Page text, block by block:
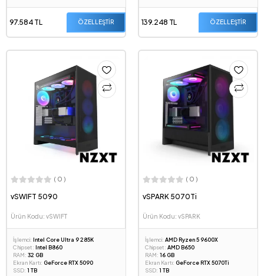
97.584 TL ÖZELLEŞTİR 139.248 TL ÖZELLEŞTİR
( 0 )
vSWIFT 5090
Ürün Kodu: vSWIFT
İşlemci: Intel Core Ultra 9 285K
Chipset: Intel B860
RAM: 32 GB
Ekran Kartı: GeForce RTX 5090
SSD: 1 TB
( 0 )
vSPARK 5070Ti
Ürün Kodu: vSPARK
İşlemci: AMD Ryzen 5 9600X
Chipset: AMD B650
RAM: 16 GB
Ekran Kartı: GeForce RTX 5070Ti
SSD: 1 TB